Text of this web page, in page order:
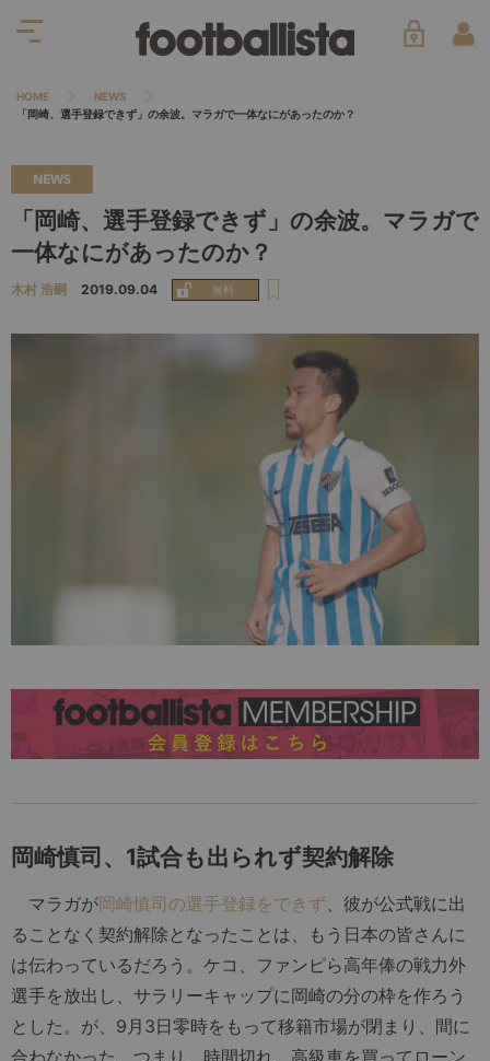
HOME
NEWS
「岡崎、選手登録できず」の余波。マラガで一体なにがあったのか？
NEWS
「岡崎、選手登録できず」の余波。マラガで
一体なにがあったのか？
木村 浩嗣 2019.09.04
岡崎慎司、1試合も出られず契約解除
マラガが岡崎慎司の選手登録をできず、彼が公式戦に出
ることなく契約解除となったことは、もう日本の皆さんに
は伝わっているだろう。ケコ、ファンピら高年俸の戦力外
選手を放出し、サラリーキャップに岡崎の分の枠を作ろう
とした。が、9月3日零時をもって移籍市場が閉まり、間に